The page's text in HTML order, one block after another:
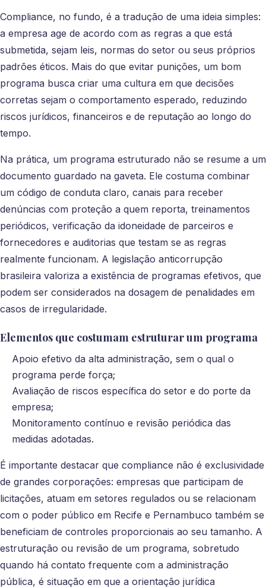
Compliance, no fundo, é a tradução de uma ideia simples:
a empresa age de acordo com as regras a que está
submetida, sejam leis, normas do setor ou seus próprios
padrões éticos. Mais do que evitar punições, um bom
programa busca criar uma cultura em que decisões
corretas sejam o comportamento esperado, reduzindo
riscos jurídicos, financeiros e de reputação ao longo do
tempo.
Na prática, um programa estruturado não se resume a um
documento guardado na gaveta. Ele costuma combinar
um código de conduta claro, canais para receber
denúncias com proteção a quem reporta, treinamentos
periódicos, verificação da idoneidade de parceiros e
fornecedores e auditorias que testam se as regras
realmente funcionam. A legislação anticorrupção
brasileira valoriza a existência de programas efetivos, que
podem ser considerados na dosagem de penalidades em
casos de irregularidade.
Elementos que costumam estruturar um programa
Apoio efetivo da alta administração, sem o qual o
programa perde força;
Avaliação de riscos específica do setor e do porte da
empresa;
Monitoramento contínuo e revisão periódica das
medidas adotadas.
É importante destacar que compliance não é exclusividade
de grandes corporações: empresas que participam de
licitações, atuam em setores regulados ou se relacionam
com o poder público em Recife e Pernambuco também se
beneficiam de controles proporcionais ao seu tamanho. A
estruturação ou revisão de um programa, sobretudo
quando há contato frequente com a administração
pública, é situação em que a orientação jurídica